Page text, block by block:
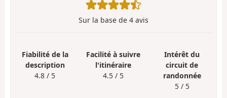
Sur la base de 4 avis
Fiabilité de la
description
4.8 / 5
Facilité à suivre
l'itinéraire
4.5 / 5
Intérêt du
circuit de
randonnée
5 / 5